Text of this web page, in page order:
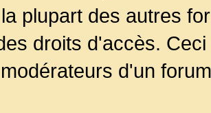
plupart des autres
droits d'accès.
d'un